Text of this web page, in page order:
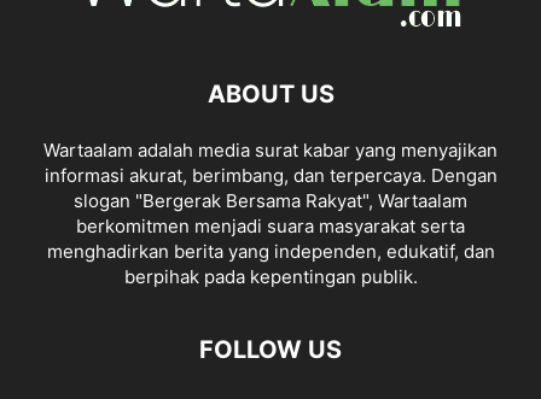
ABOUT US
Wartaalam adalah media surat kabar yang menyajikan
informasi akurat, berimbang, dan terpercaya. Dengan
slogan "Bergerak Bersama Rakyat", Wartaalam
berkomitmen menjadi suara masyarakat serta
menghadirkan berita yang independen, edukatif, dan
berpihak pada kepentingan publik.
FOLLOW US